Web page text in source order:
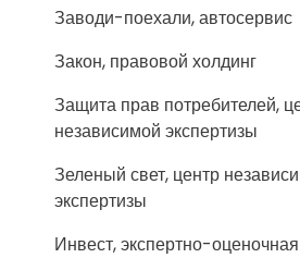
Заводи-поехали, автосервис
Закон, правовой холдинг
Защита прав потребителей,
независимой экспертизы
Зеленый свет, центр
экспертизы
Инвест, экспертно-